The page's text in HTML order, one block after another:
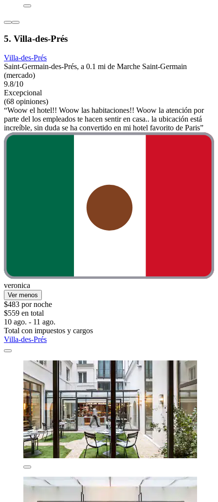
5. Villa-des-Prés
Villa-des-Prés
Saint-Germain-des-Prés, a 0.1 mi de Marche Saint-Germain
(mercado)
9.8/10
Excepcional
(68 opiniones)
“Woow el hotel!! Woow las habitaciones!! Woow la atención por
parte del los empleados te hacen sentir en casa.. la ubicación está
increíble, sin duda se ha convertido en mi hotel favorito de Paris”
veronica
Ver menos
$483 por noche
$559 en total
10 ago. - 11 ago.
Total con impuestos y cargos
Villa-des-Prés